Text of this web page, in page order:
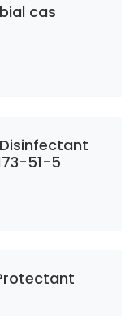
cas
51-5